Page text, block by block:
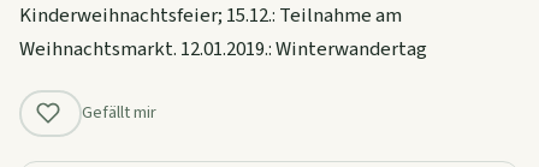
Kinderweihnachtsfeier; 15.12.: Teilnahme am
Weihnachtsmarkt. 12.01.2019.: Winterwandertag
Gefällt mir